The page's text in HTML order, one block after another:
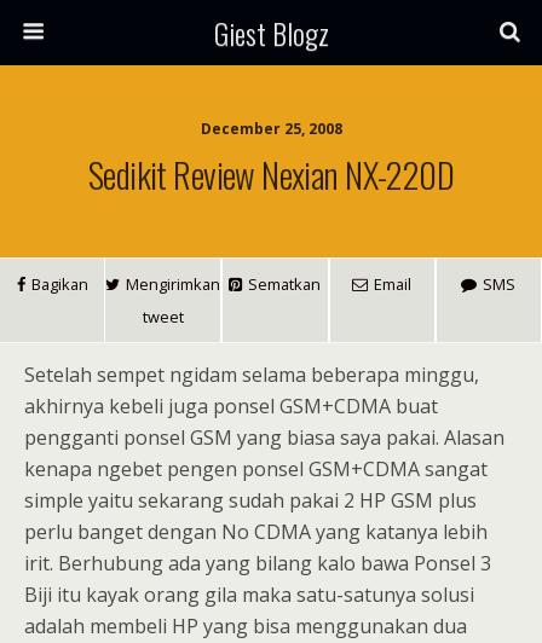
Giest Blogz
December 25, 2008
Sedikit Review Nexian NX-220D
Bagikan
Mengirimkan
tweet
Sematkan Email SMS
Setelah sempet ngidam selama beberapa minggu,
akhirnya kebeli juga ponsel GSM+CDMA buat
pengganti ponsel GSM yang biasa saya pakai. Alasan
kenapa ngebet pengen ponsel GSM+CDMA sangat
simple yaitu sekarang sudah pakai 2 HP GSM plus
perlu banget dengan No CDMA yang katanya lebih
irit. Berhubung ada yang bilang kalo bawa Ponsel 3
Biji itu kayak orang gila maka satu-satunya solusi
adalah membeli HP yang bisa menggunakan dua